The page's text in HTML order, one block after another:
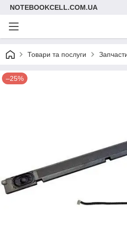
NOTEBOOKCELL.COM.UA
Товари та послуги
–25%